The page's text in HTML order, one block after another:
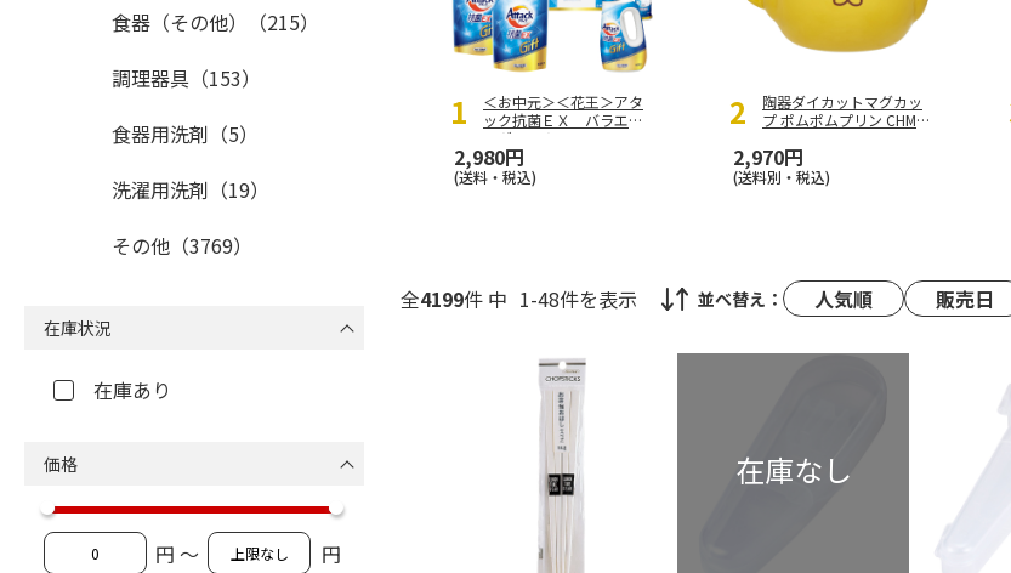
＜お中元＞＜花王＞アタ
ック抗菌ＥＸ バラエテ
ィギフトＡ
2,980円
(送料・税込)
陶器ダイカットマグカッ
プ ポムポムプリン CHMG
2,970円
(送料別・税込)
全4199件 中 1-48件を表示 並べ替え： 人気順 販売日
食器（その他）（215）
調理器具（153）
食器用洗剤（5）
洗濯用洗剤（19）
その他（3769）
在庫状況
在庫あり
価格
円 ～ 円